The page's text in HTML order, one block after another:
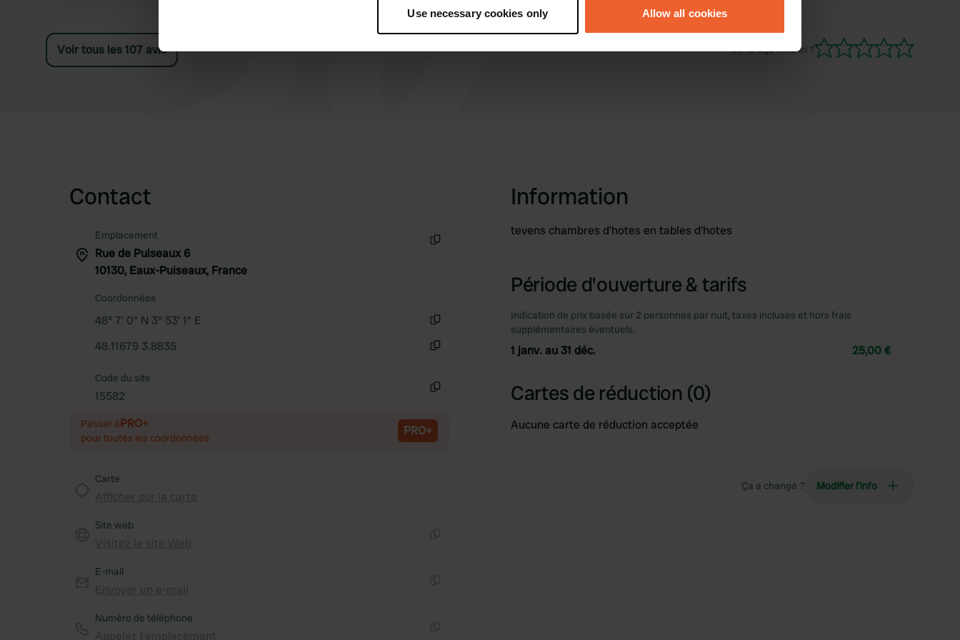
Find out more about how your personal data is processed and set your preferences in the
We use cookies to personalise content and ads, to provide social media features and to analyse our traffic. We also share
Use necessary cookies only Allow all cookies
Voir tous les 107 avis Es-tu déjà venu ici ?
Contact
Emplacement
Rue de Puiseaux 6
10130, Eaux-Puiseaux, France
Coordonnées
48° 7' 0" N 3° 53' 1" E
48.11679 3.8835
Code du site
15582
Passer àPRO+
pour toutes les coordonnées PRO+
Carte
Site web
E-mail
Numéro de téléphone
Information
tevens chambres d'hotes en tables d'hotes
Période d'ouverture & tarifs
Indication de prix basée sur 2 personnes par nuit, taxes incluses et hors frais
supplémentaires éventuels.
1 janv. au 31 déc. 25,00 €
Cartes de réduction (0)
Aucune carte de réduction acceptée
Ça a changé ? Modifier l’info